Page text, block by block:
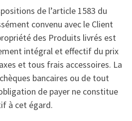
de l’article 1583 du
convenu avec le Client
des Produits livrés est
intégral et effectif du prix
et tous frais accessoires. La
bancaires ou de tout
de payer ne constitue
à cet égard.